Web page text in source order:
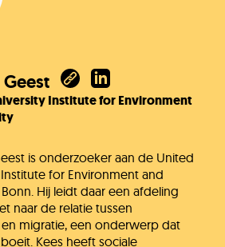
Institute for Environment
is onderzoeker aan de United
for Environment and
Hij leidt daar een afdeling
naar de relatie tussen
migratie, een onderwerp dat
Kees heeft sociale